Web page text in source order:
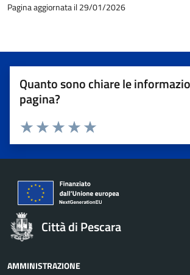
Pagina aggiornata il 29/01/2026
Quanto sono chiare le
pagina?
Valuta 5 stelle su 5
Valuta 4 stelle su 5
Valuta 3 stelle su 5
Valuta 2 stelle su 5
Valuta 1 stelle su 5
Città di Pescara
AMMINISTRAZIONE